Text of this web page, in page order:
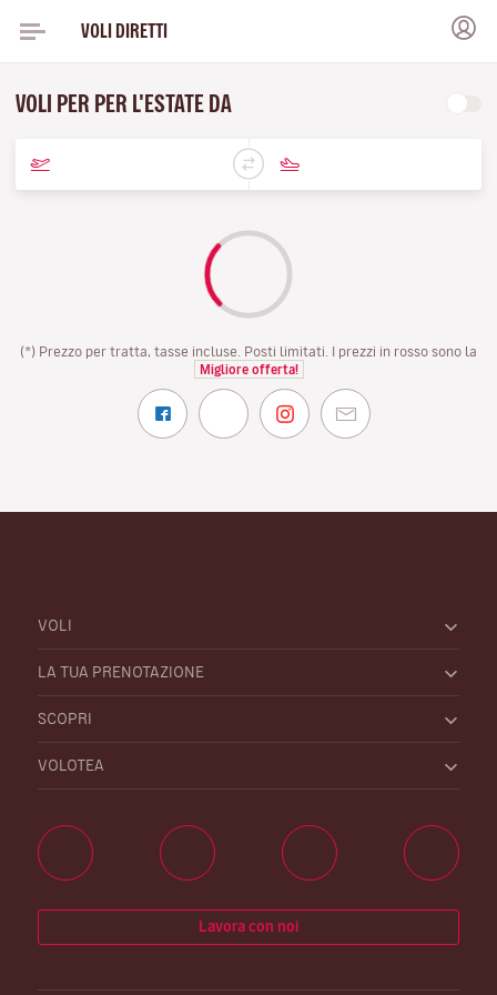
VOLI DIRETTI
VOLI PER PER L'ESTATE DA
(*) Prezzo per tratta, tasse incluse. Posti limitati. I prezzi in rosso sono la
Migliore offerta!
VOLI
LA TUA PRENOTAZIONE
SCOPRI
VOLOTEA
Lavora con noi